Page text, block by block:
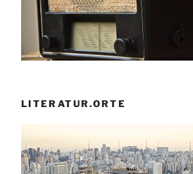
LITERATUR.ORTE